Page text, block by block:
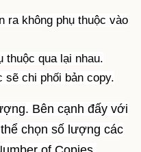
ra không phụ thuộc vào
thuộc qua lại nhau.
sẽ chi phối bản copy.
Bên cạnh đấy với
chọn số lượng các